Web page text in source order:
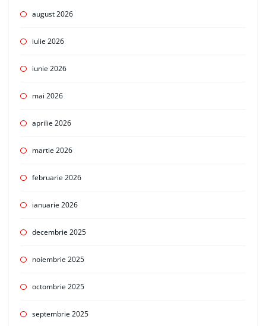
august 2026
iulie 2026
iunie 2026
mai 2026
aprilie 2026
martie 2026
februarie 2026
ianuarie 2026
decembrie 2025
noiembrie 2025
octombrie 2025
septembrie 2025